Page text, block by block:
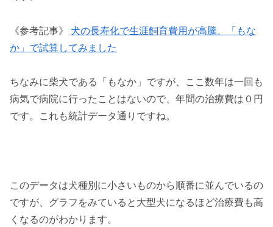
《参考記事》 犬の長寿化で生涯飼育費用が高騰、「もな
か」で試算してみました
ちなみに柴犬である「もなか」ですが、ここ数年は一回も
病気で病院に行ったことはないので、年間の治療費は０円
です。これも統計データ通りですね。
このデータは犬種別に小さいものから順番に並んでいるの
ですが、グラフをみていると大型犬になるほど治療費も高
くなるのがわかります。